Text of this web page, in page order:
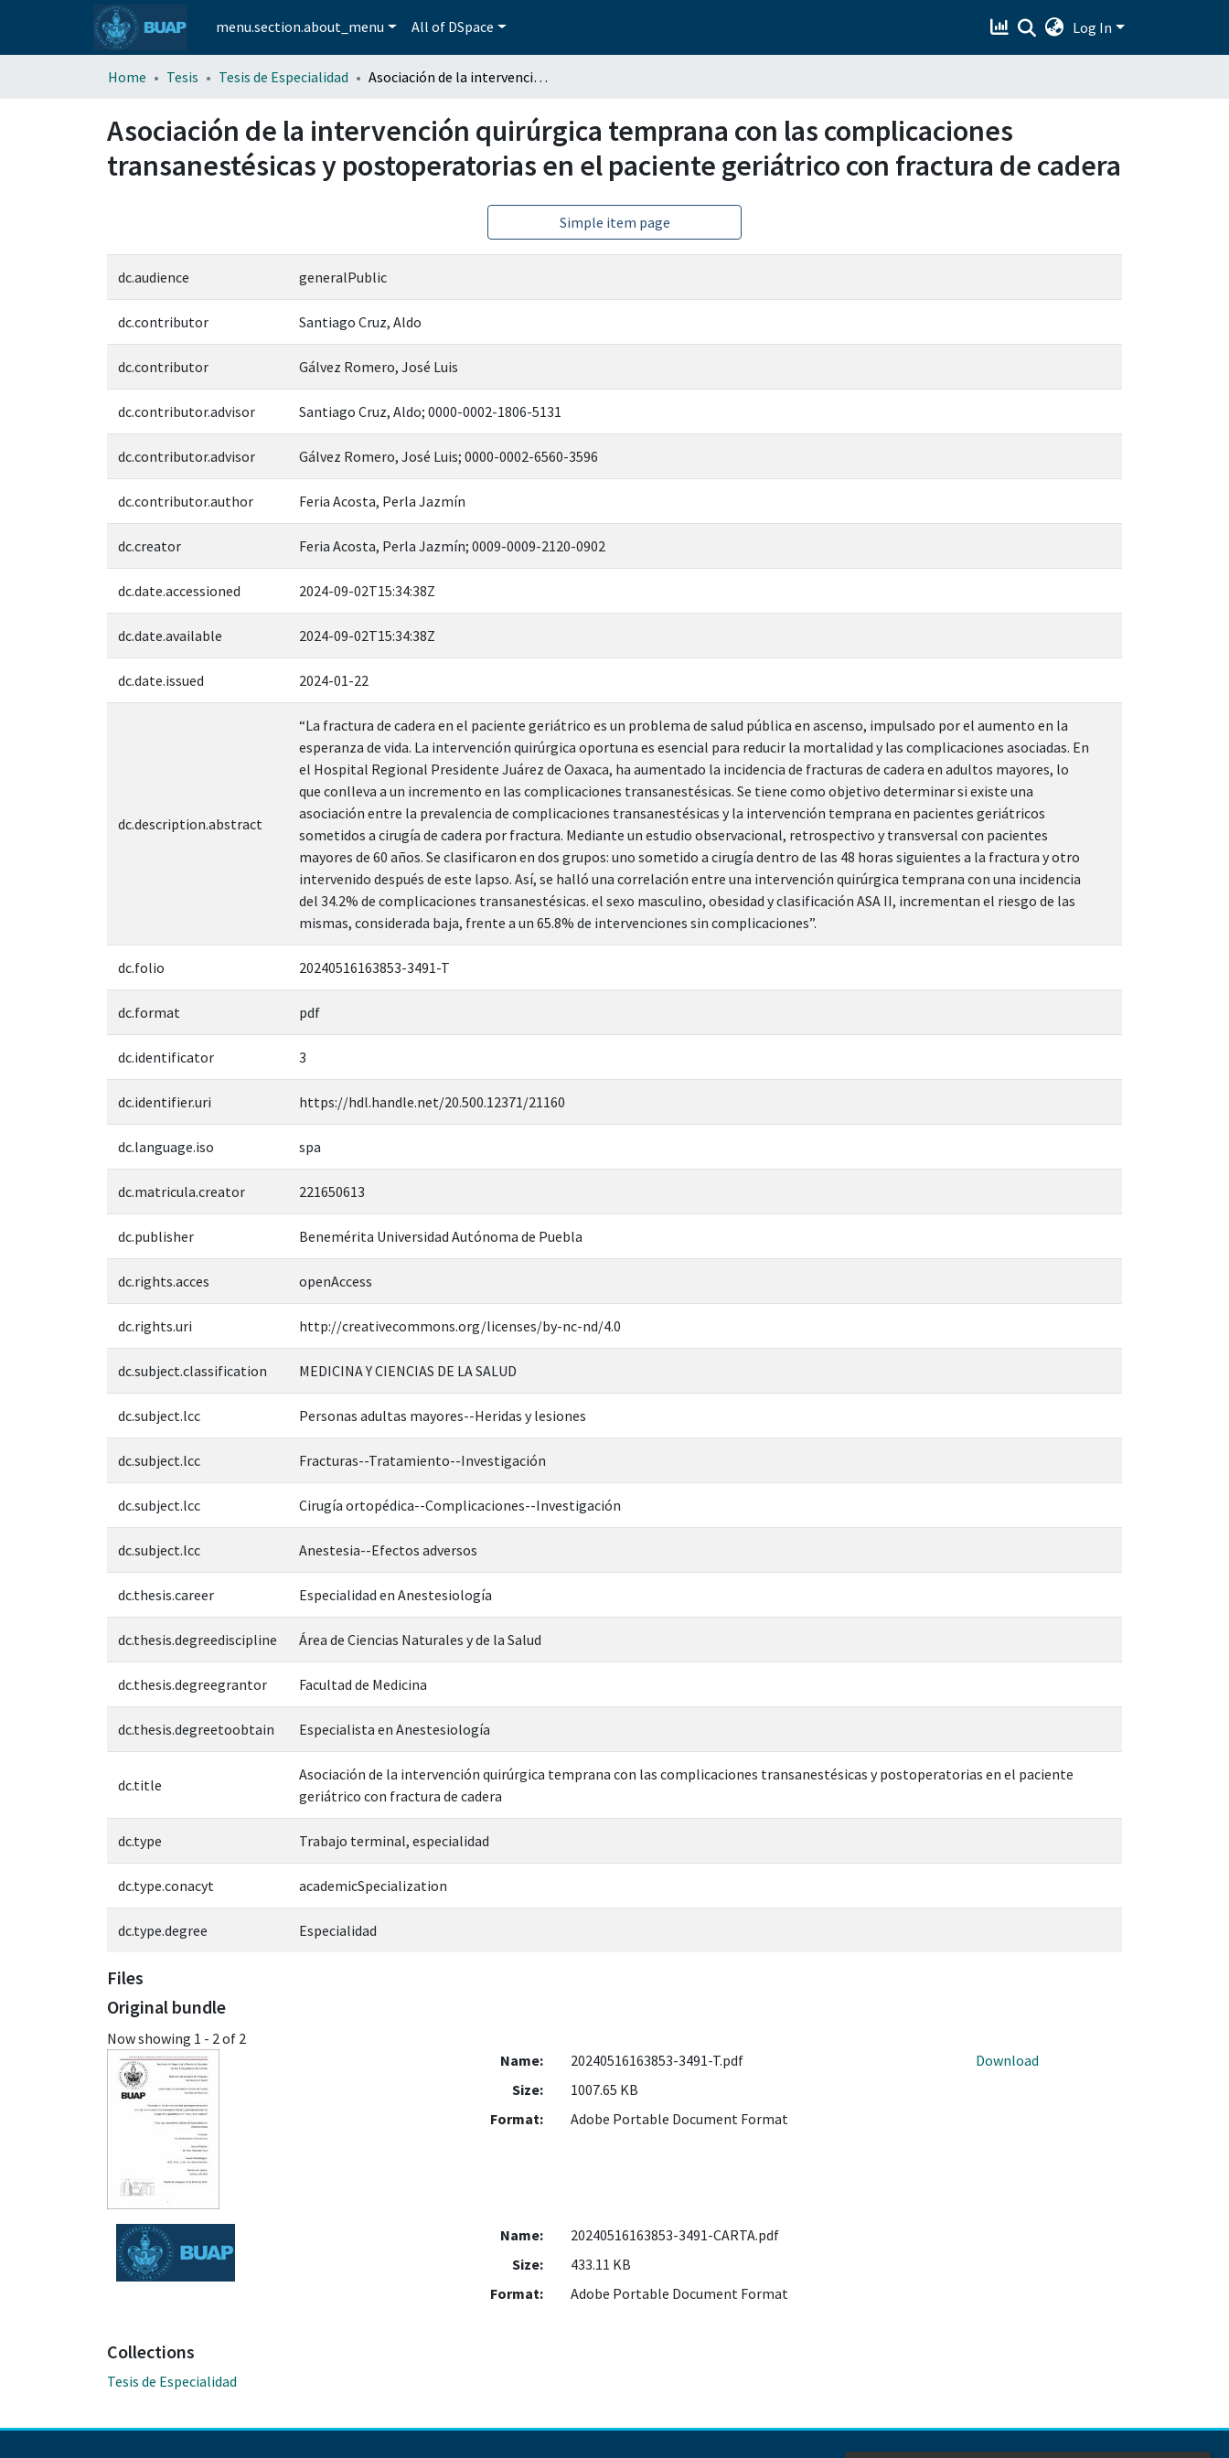
menu.section.about_menu All of DSpace Log In
Home Tesis Tesis de Especialidad Asociación de la intervención quirúrgica temprana con las complicaciones transanestésicas y postoperatorias en el paciente geriátrico con fractura de cadera
Asociación de la intervención quirúrgica temprana con las complicaciones
transanestésicas y postoperatorias en el paciente geriátrico con fractura de cadera
Simple item page
dc.audience generalPublic
dc.contributor Santiago Cruz, Aldo
dc.contributor Gálvez Romero, José Luis
dc.contributor.advisor Santiago Cruz, Aldo; 0000-0002-1806-5131
dc.contributor.advisor Gálvez Romero, José Luis; 0000-0002-6560-3596
dc.contributor.author Feria Acosta, Perla Jazmín
dc.creator Feria Acosta, Perla Jazmín; 0009-0009-2120-0902
dc.date.accessioned 2024-09-02T15:34:38Z
dc.date.available 2024-09-02T15:34:38Z
dc.date.issued 2024-01-22
dc.description.abstract
“La fractura de cadera en el paciente geriátrico es un problema de salud pública en ascenso, impulsado por el aumento en la
esperanza de vida. La intervención quirúrgica oportuna es esencial para reducir la mortalidad y las complicaciones asociadas. En
el Hospital Regional Presidente Juárez de Oaxaca, ha aumentado la incidencia de fracturas de cadera en adultos mayores, lo
que conlleva a un incremento en las complicaciones transanestésicas. Se tiene como objetivo determinar si existe una
asociación entre la prevalencia de complicaciones transanestésicas y la intervención temprana en pacientes geriátricos
sometidos a cirugía de cadera por fractura. Mediante un estudio observacional, retrospectivo y transversal con pacientes
mayores de 60 años. Se clasificaron en dos grupos: uno sometido a cirugía dentro de las 48 horas siguientes a la fractura y otro
intervenido después de este lapso. Así, se halló una correlación entre una intervención quirúrgica temprana con una incidencia
del 34.2% de complicaciones transanestésicas. el sexo masculino, obesidad y clasificación ASA II, incrementan el riesgo de las
mismas, considerada baja, frente a un 65.8% de intervenciones sin complicaciones”.
dc.folio 20240516163853-3491-T
dc.format pdf
dc.identificator 3
dc.identifier.uri https://hdl.handle.net/20.500.12371/21160
dc.language.iso spa
dc.matricula.creator 221650613
dc.publisher Benemérita Universidad Autónoma de Puebla
dc.rights.acces openAccess
dc.rights.uri http://creativecommons.org/licenses/by-nc-nd/4.0
dc.subject.classification MEDICINA Y CIENCIAS DE LA SALUD
dc.subject.lcc Personas adultas mayores--Heridas y lesiones
dc.subject.lcc Fracturas--Tratamiento--Investigación
dc.subject.lcc Cirugía ortopédica--Complicaciones--Investigación
dc.subject.lcc Anestesia--Efectos adversos
dc.thesis.career Especialidad en Anestesiología
dc.thesis.degreediscipline Área de Ciencias Naturales y de la Salud
dc.thesis.degreegrantor Facultad de Medicina
dc.thesis.degreetoobtain Especialista en Anestesiología
dc.title
Asociación de la intervención quirúrgica temprana con las complicaciones transanestésicas y postoperatorias en el paciente
geriátrico con fractura de cadera
dc.type Trabajo terminal, especialidad
dc.type.conacyt academicSpecialization
dc.type.degree Especialidad
Files
Original bundle
Now showing 1 - 2 of 2
Name:
20240516163853-3491-T.pdf
Size:
1007.65 KB
Format:
Adobe Portable Document Format
Download
Name:
20240516163853-3491-CARTA.pdf
Size:
433.11 KB
Format:
Adobe Portable Document Format
Collections
Tesis de Especialidad